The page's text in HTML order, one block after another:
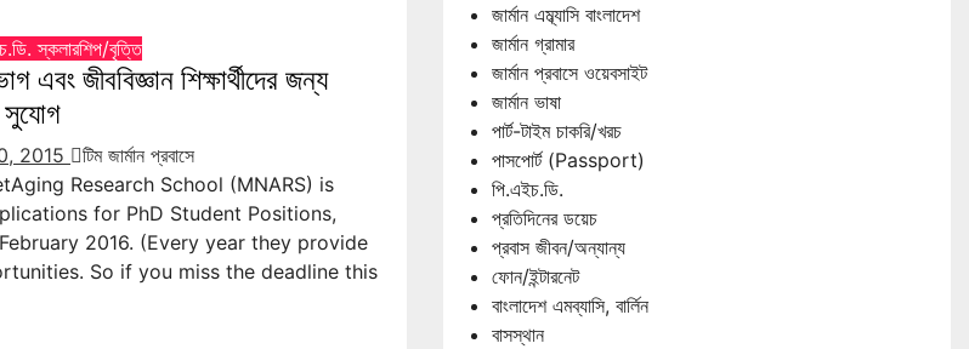
স্কলারশিপ/বৃত্তি
এবং জীববিজ্ঞান শিক্ষার্থীদের জন্য
সুযোগ
2015
টিম জার্মান প্রবাসে
Research School (MNARS) is
for PhD Student Positions,
2016. (Every year they provide
So if you miss the deadline this
জার্মান এম্ব্যাসি বাংলাদেশ
জার্মান গ্রামার
জার্মান প্রবাসে ওয়েবসাইট
জার্মান ভাষা
পার্ট-টাইম চাকরি/খরচ
পাসপোর্ট (Passport)
পি.এইচ.ডি.
প্রতিদিনের ডয়েচ
প্রবাস জীবন/অন্যান্য
ফোন/ইন্টারনেট
বাংলাদেশ এমব্যাসি, বার্লিন
বাসস্থান